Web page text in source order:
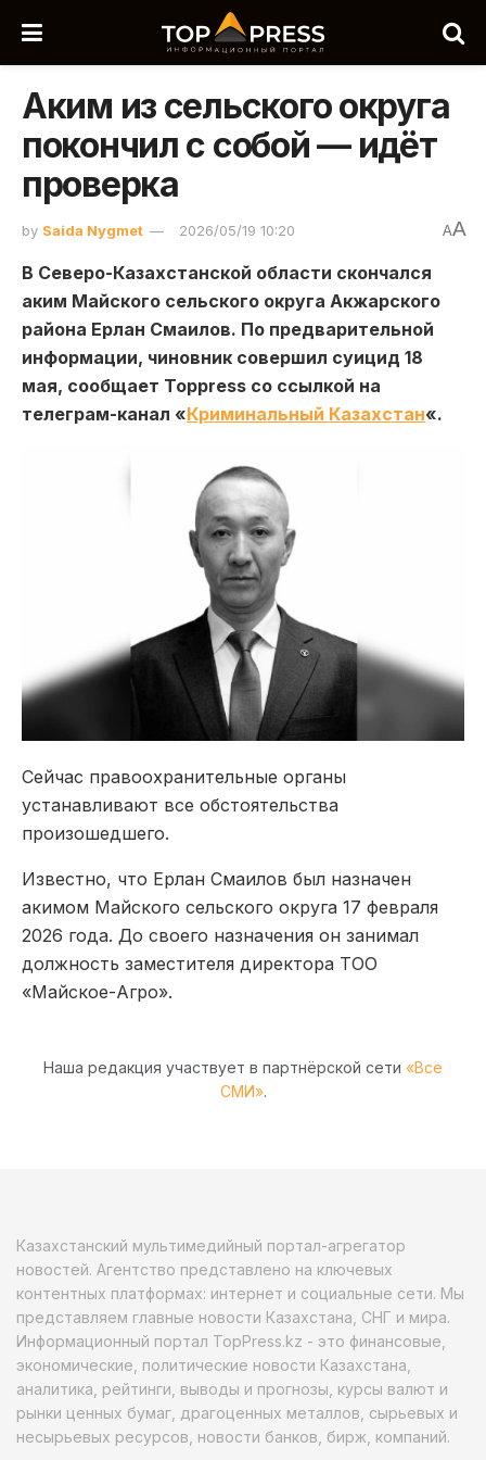
Аким из сельского округа
покончил с собой — идёт
проверка
by Saida Nygmet 2026/05/19 10:20 AA
В Северо-Казахстанской области скончался
аким Майского сельского округа Акжарского
района Ерлан Смаилов. По предварительной
информации, чиновник совершил суицид 18
мая, сообщает Toppress со ссылкой на
телеграм-канал «Криминальный Казахстан«.
Сейчас правоохранительные органы
устанавливают все обстоятельства
произошедшего.
Известно, что Ерлан Смаилов был назначен
акимом Майского сельского округа 17 февраля
2026 года. До своего назначения он занимал
должность заместителя директора ТОО
«Майское-Агро».
Наша редакция участвует в партнёрской сети «Все
СМИ».
Казахстанский мультимедийный портал-агрегатор
новостей. Агентство представлено на ключевых
контентных платформах: интернет и социальные сети. Мы
представляем главные новости Казахстана, СНГ и мира.
Информационный портал TopPress.kz - это финансовые,
экономические, политические новости Казахстана,
аналитика, рейтинги, выводы и прогнозы, курсы валют и
рынки ценных бумаг, драгоценных металлов, сырьевых и
несырьевых ресурсов, новости банков, бирж, компаний.